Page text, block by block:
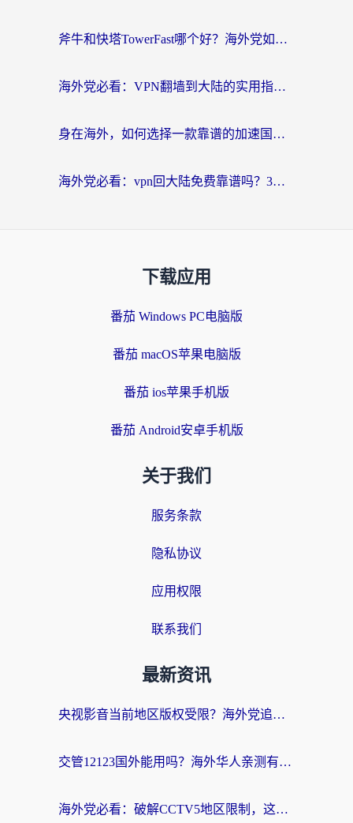
斧牛和快塔TowerFast哪个好？海外党如何选对回国加速器
海外党必看：VPN翻墙到大陆的实用指南——从看CCTV5到选加速器，一篇全搞定
身在海外，如何选择一款靠谱的加速国内网络的加速器？
海外党必看：vpn回大陆免费靠谱吗？3步选对加速器实现无缝刷国内资源
下载应用
番茄 Windows PC电脑版
番茄 macOS苹果电脑版
番茄 ios苹果手机版
番茄 Android安卓手机版
关于我们
服务条款
隐私协议
应用权限
联系我们
最新资讯
央视影音当前地区版权受限？海外党追剧看片的终极解决方案来了
交管12123国外能用吗？海外华人亲测有效的回国加速器选择指南
海外党必看：破解CCTV5地区限制，这样看欧洲杯奥运直播才够爽！